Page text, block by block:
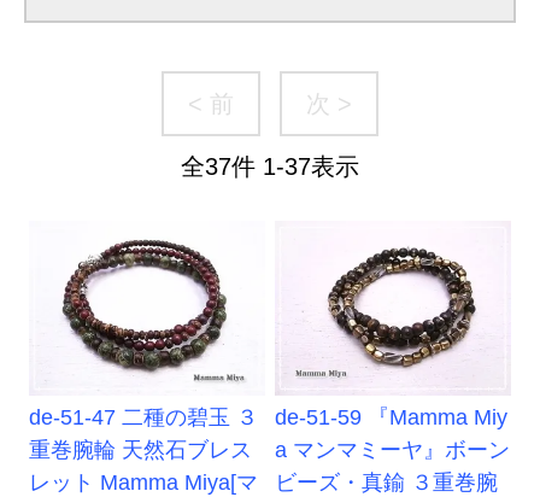
< 前 次 >
全37件 1-37表示
de-51-47 二種の碧玉 ３
重巻腕輪 天然石ブレス
レット Mamma Miya[マ
de-51-59 『Mamma Miy
a マンマミーヤ』ボーン
ビーズ・真鍮 ３重巻腕